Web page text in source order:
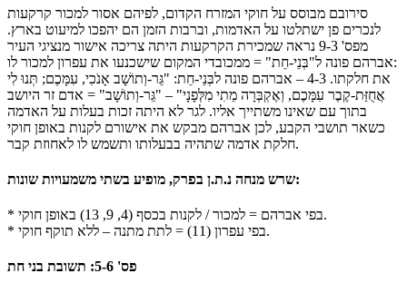
סירובם מבוסס על חוקי המזרח הקדום, לפיהם אסור למכור קרקעות
לנכרים פן ישתלטו על האדמות, וברבות הזמן הם יהפכו למיעוט בארץ.
מפס' 9-3 נראה שמכירת הקרקעות היתה צריכה אישור מנציגי העיר
:אברהם פונה ל"בְּנֵי-חֵת" = ממכובדי המקום שישכנעו את עפרון למכור לו
את חלקתו. 4-3 – אברהם פונה לבְּנֵי-חֵת: "גֵּר-וְתוֹשָׁב אָנֹכִי, עִמָּכֶם; תְּנוּ לִי
אֲחֻזַּת-קֶבֶר עִמָּכֶם, וְאֶקְבְּרָה מֵתִי מִלְּפָנָי" – "גֵּר-וְתוֹשָׁב" = אדם זר היושב
בתוך עם שאינו משתייך אליו. לגר לא היתה זכות בעלות על האדמה
כשאר תושבי הקבע, לכן אברהם מבקש את אישורם לקנות באופן חוקי
חלקת אדמה שתהיה בבעלותו ותשמש לו לאחוזת קבר.
שרש מנחה נ.ת.ן בפרק, מופיע בשתי משמעויות שונות:
* בפי אברהם = למכור / לקנות בכסף (4, 9, 13) באופן חוקי.
* בפי עפרון (11) = לתת מתנה – ללא תוקף חוקי.
פס' 5-6: תשובת בני חת